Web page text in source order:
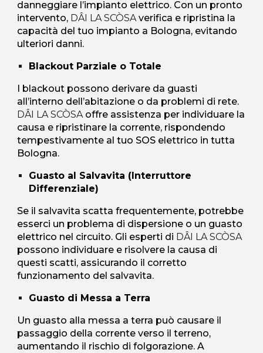
danneggiare l’impianto elettrico. Con un pronto
intervento, DÂI LA SCÒSA verifica e ripristina la
capacità del tuo impianto a Bologna, evitando
ulteriori danni.
Blackout Parziale o Totale
I blackout possono derivare da guasti
all’interno dell’abitazione o da problemi di rete.
DÂI LA SCÒSAoffre assistenza per individuare la
causa e ripristinare la corrente, rispondendo
tempestivamente al tuo SOS elettrico in tutta
Bologna.
Guasto al Salvavita (Interruttore
Differenziale)
Se il salvavita scatta frequentemente, potrebbe
esserci un problema di dispersione o un guasto
elettrico nel circuito. Gli esperti di DÂI LA SCÒSA
possono individuare e risolvere la causa di
questi scatti, assicurando il corretto
funzionamento del salvavita.
Guasto di Messa a Terra
Un guasto alla messa a terra può causare il
passaggio della corrente verso il terreno,
aumentando il rischio di folgorazione. A